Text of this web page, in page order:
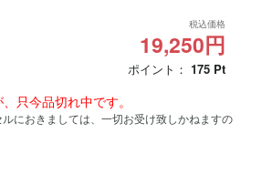
税込価格
19,250円
ポイント： 175 Pt
只今品切れ中です。
におきましては、一切お受け致しかねますの